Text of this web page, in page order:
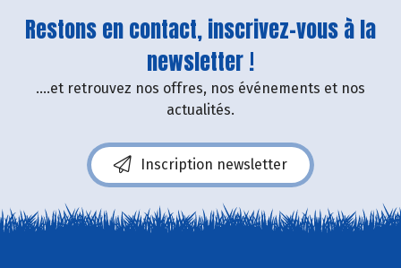
Restons en contact, inscrivez-vous à la
newsletter !
....et retrouvez nos offres, nos événements et nos
actualités.
Inscription newsletter